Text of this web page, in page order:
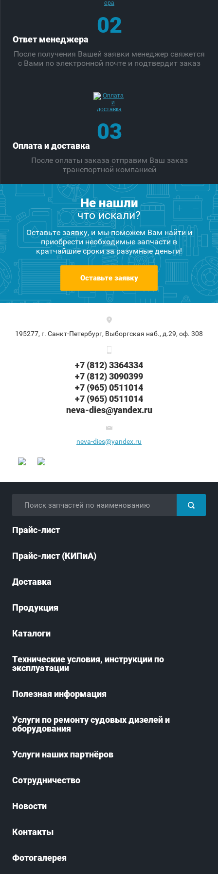
02
Ответ менеджера
После получения Вашей заявки менеджер свяжется
с Вами по электронной почте и подтвердит заказ
03
Оплата и доставка
После оплаты заказа отправим Ваш заказ
транспортной компанией
Не нашли
что искали?
Оставьте заявку, и мы поможем Вам найти и
приобрести необходимые запчасти в
кратчайшие сроки за разумные деньги!
Оставьте заявку
195277, г. Санкт-Петербург, Выборгская наб., д.29, оф. 308
+7 (812) 3364334
+7 (812) 3090399
+7 (965) 0511014
+7 (965) 0511014
neva-dies@yandex.ru
neva-dies@yandex.ru
Прайс-лист
Прайс-лист (КИПиА)
Доставка
Продукция
Каталоги
Технические условия, инструкции по
эксплуатации
Полезная информация
Услуги по ремонту судовых дизелей и
оборудования
Услуги наших партнёров
Сотрудничество
Новости
Контакты
Фотогалерея